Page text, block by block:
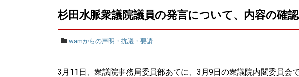
杉田水脈衆議院議員の発言について、内容の確
wamからの声明・抗議・要請
3月11日、衆議院事務局委員部あてに、3月9日の衆議院内閣委員